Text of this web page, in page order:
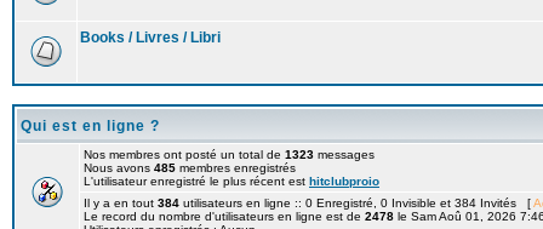
Books / Livres / Libri
Qui est en ligne ?
Nos membres ont posté un total de 1323 messages
Nous avons 485 membres enregistrés
L'utilisateur enregistré le plus récent est hitclubproio
Il y a en tout 384 utilisateurs en ligne :: 0 Enregistré, 0 Invisible et 384 Invités [
Le record du nombre d'utilisateurs en ligne est de 2478 le Sam Aoû 01, 2026